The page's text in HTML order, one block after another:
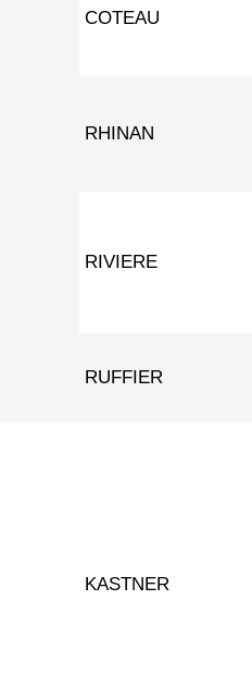
COTEAU
RHINAN
RIVIERE
RUFFIER
KASTNER